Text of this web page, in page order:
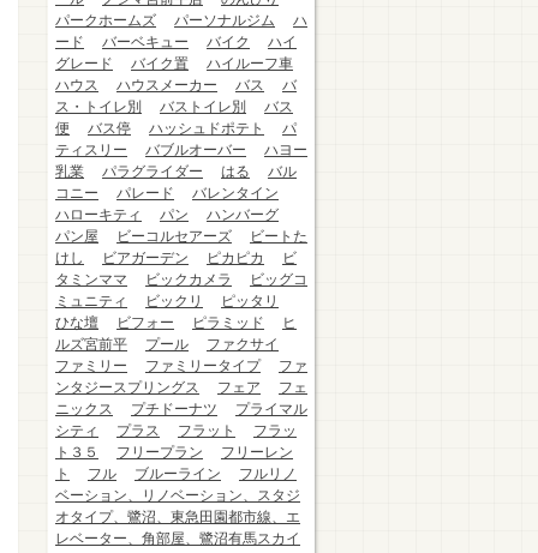
パークホームズ
パーソナルジム
ハ
ード
バーベキュー バイク
ハイ
グレード
バイク置
ハイルーフ車
ハウス
ハウスメーカー バス
バ
ス・トイレ別
バストイレ別
バス
便
バス停 ハッシュドポテト
パ
ティスリー
バブルオーバー
ハヨー
乳業
パラグライダー はる
バル
コニー
パレード
バレンタイン
ハローキティ
パン
ハンバーグ
パン屋
ビーコルセアーズ
ビートた
けし
ビアガーデン ピカピカ
ビ
タミンママ
ビックカメラ
ビッグコ
ミュニティ
ビックリ
ピッタリ
ひな壇
ビフォー ピラミッド
ヒ
ルズ宮前平
プール
ファクサイ
ファミリー
ファミリータイプ
ファ
ンタジースプリングス
フェア
フェ
ニックス
プチドーナツ
プライマル
シティ
プラス フラット
フラッ
ト３５
フリープラン
フリーレン
ト
フル ブルーライン
フルリノ
ベーション、リノベーション、スタジ
オタイプ、鷺沼、東急田園都市線、エ
レベーター、角部屋、鷺沼有馬スカイ